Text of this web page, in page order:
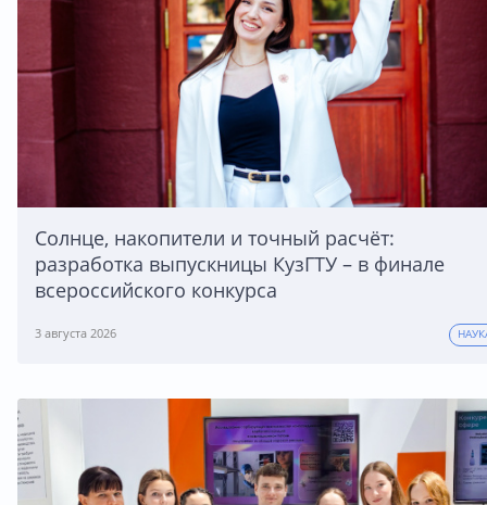
Солнце, накопители и точный расчёт:
разработка выпускницы КузГТУ – в финале
всероссийского конкурса
3 августа 2026